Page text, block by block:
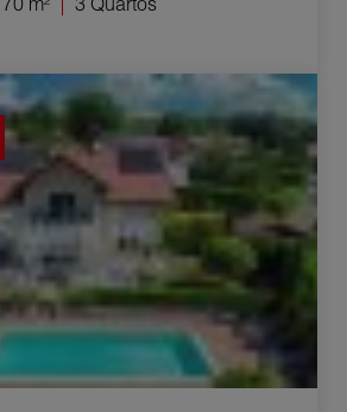
les-Bains 7 Quartos 281 m²